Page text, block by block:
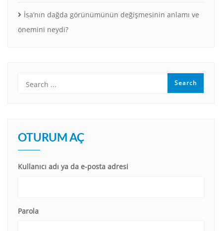
İsa’nın dağda görünümünün değişmesinin anlamı ve
önemini neydi?
OTURUM AÇ
Kullanıcı adı ya da e-posta adresi
Parola